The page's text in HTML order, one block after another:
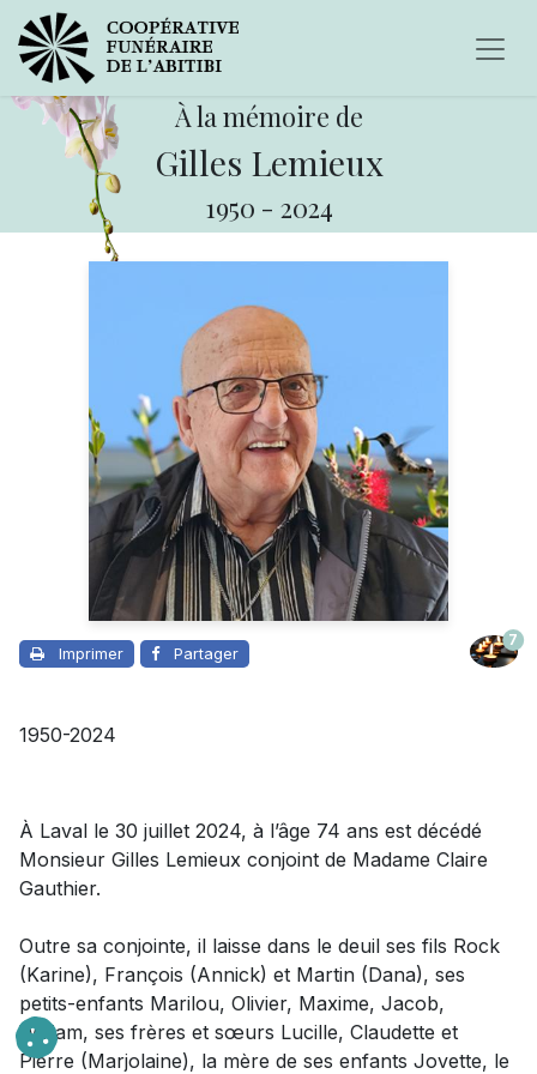
À la mémoire de
Gilles Lemieux
1950 - 2024
Imprimer Partager
7
1950-2024
À Laval le 30 juillet 2024, à l’âge 74 ans est décédé
Monsieur Gilles Lemieux conjoint de Madame Claire
Gauthier.
Outre sa conjointe, il laisse dans le deuil ses fils Rock
(Karine), François (Annick) et Martin (Dana), ses
petits-enfants Marilou, Olivier, Maxime, Jacob,
William, ses frères et sœurs Lucille, Claudette et
Pierre (Marjolaine), la mère de ses enfants Jovette, le